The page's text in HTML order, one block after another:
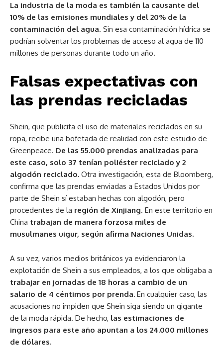
La industria de la moda es también la causante del
10% de las emisiones mundiales y del 20% de la
contaminación del agua. Sin esa contaminación hídrica se
podrían solventar los problemas de acceso al agua de 110
millones de personas durante todo un año.
Falsas expectativas con
las prendas recicladas
Shein, que publicita el uso de materiales reciclados en su
ropa, recibe una bofetada de realidad con este estudio de
Greenpeace. De las 55.000 prendas analizadas para
este caso, solo 37 tenían poliéster reciclado y 2
algodón reciclado. Otra investigación, esta de Bloomberg,
confirma que las prendas enviadas a Estados Unidos por
parte de Shein sí estaban hechas con algodón, pero
procedentes de la región de Xinjiang. En este territorio en
China trabajan de manera forzosa miles de
musulmanes uigur, según afirma Naciones Unidas.
A su vez, varios medios británicos ya evidenciaron la
explotación de Shein a sus empleados, a los que obligaba a
trabajar en jornadas de 18 horas a cambio de un
salario de 4 céntimos por prenda. En cualquier caso, las
acusaciones no impiden que Shein siga siendo un gigante
de la moda rápida. De hecho, las estimaciones de
ingresos para este año apuntan a los 24.000 millones
de dólares.